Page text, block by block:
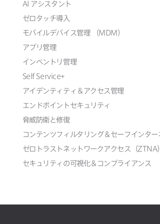
AI アシスタント
ゼロタッチ導入
モバイルデバイス管理
（MDM ）
アプリ管理
インベントリ管理
Self Service+
アイデンティティ＆アクセス管理
エンドポイントセキュリティ
脅威防衛と​修復
コンテンツフィルタリング＆セーフインター
ゼロトラストネットワークアクセス​（ZTNA）
セキュリティの​可視化＆コンプライアンス